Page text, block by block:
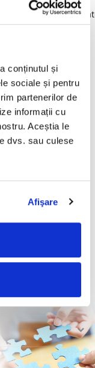
conținutul și
sociale și pentru
partenerilor de
informații cu
Aceștia le
dvs. sau culese
Afişare
Nebulizare